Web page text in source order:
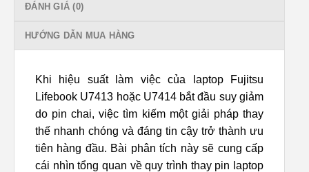
ĐÁNH GIÁ (0)
HƯỚNG DẪN MUA HÀNG
Khi hiệu suất làm việc của laptop Fujitsu
Lifebook U7413 hoặc U7414 bắt đầu suy giảm
do pin chai, việc tìm kiếm một giải pháp thay
thế nhanh chóng và đáng tin cậy trở thành ưu
tiên hàng đầu. Bài phân tích này sẽ cung cấp
cái nhìn tổng quan về quy trình thay pin laptop